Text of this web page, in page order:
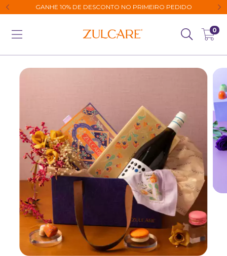
GANHE 10% DE DESCONTO NO PRIMEIRO PEDIDO
0